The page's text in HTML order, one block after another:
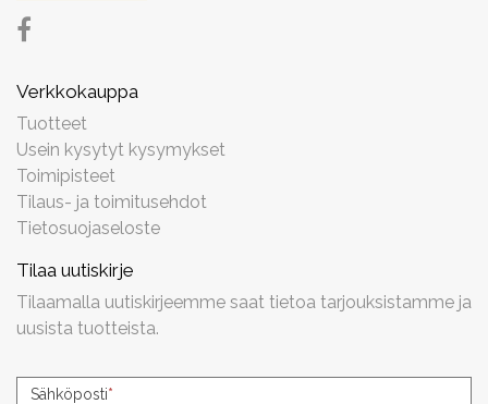
Verkkokauppa
Tuotteet
Usein kysytyt kysymykset
Toimipisteet
Tilaus- ja toimitusehdot
Tietosuojaseloste
Tilaa uutiskirje
Tilaamalla uutiskirjeemme saat tietoa tarjouksistamme ja
uusista tuotteista.
Uutiskirjeen
Sähköposti*